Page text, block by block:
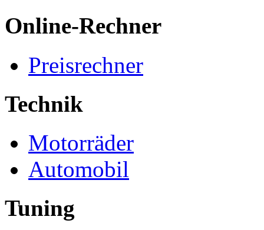
Online-Rechner
Preisrechner
Technik
Motorräder
Automobil
Tuning